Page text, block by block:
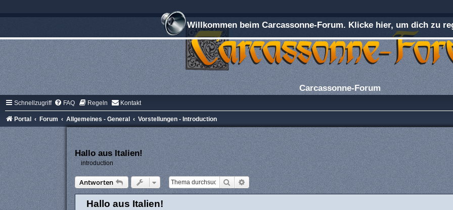
Willkommen beim Carcassonne-Forum. Klicke hier, um dich zu
Carcassonne-Forum
Schnellzugriff FAQ Regeln Kontakt
Portal Forum Allgemeines - General Vorstellungen - Introduction
Hallo aus Italien!
introduction
Antworten Suche Erweiterte Suche
Hallo aus Italien!